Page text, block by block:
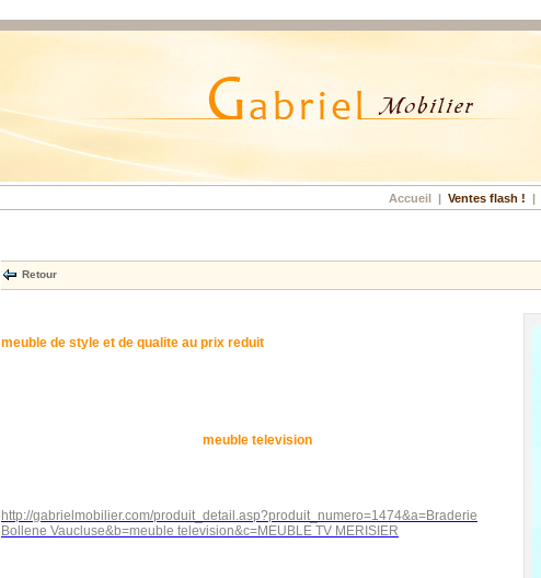
Accueil | Ventes flash ! |
Retour
meuble de style et de qualite au prix reduit
meuble television
http://gabrielmobilier.com/produit_detail.asp?produit_numero=1474&a=Braderie
Bollene Vaucluse&b=meuble television&c=MEUBLE TV MERISIER